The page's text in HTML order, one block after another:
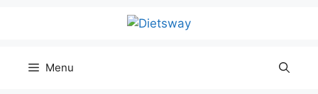
Menu